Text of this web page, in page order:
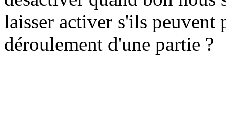
laisser activer s'ils
déroulement d'une partie ?